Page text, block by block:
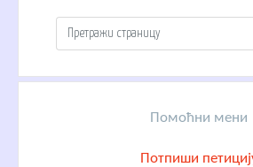
Помоћни мени
Потпиши